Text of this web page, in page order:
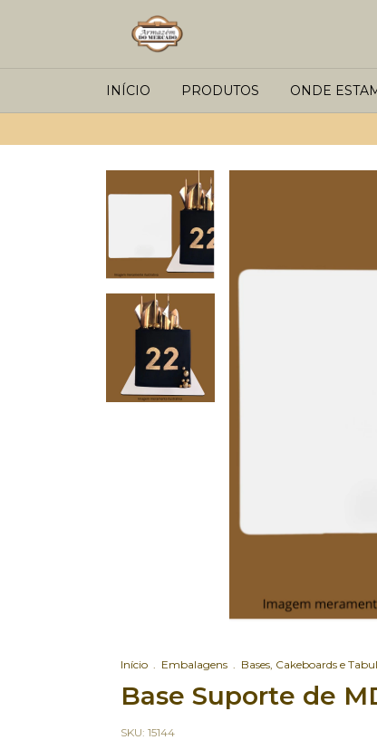
INÍCIO PRODUTOS ONDE
Início . Embalagens . Bases, Cakeboards e
Base Suporte de
SKU: 15144